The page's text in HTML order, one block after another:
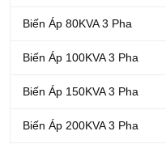
Biến Áp 80KVA 3 Pha
Biến Áp 100KVA 3 Pha
Biến Áp 150KVA 3 Pha
Biến Áp 200KVA 3 Pha